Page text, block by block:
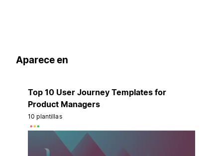
Aparece en
Top 10 User Journey Templates for
Product Managers
10 plantillas